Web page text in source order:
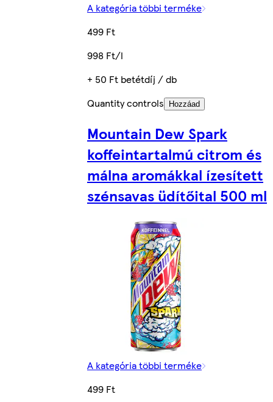
A kategória többi terméke
499 Ft
998 Ft/l
+ 50 Ft betétdíj / db
Quantity controls
Hozzáad
Mountain Dew Spark
koffeintartalmú citrom és
málna aromákkal ízesített
szénsavas üdítőital 500 ml
A kategória többi terméke
499 Ft